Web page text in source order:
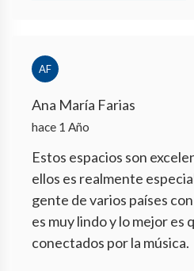
AF
Ana María Farias
hace 1 Año
Estos espacios son
ellos es realmente
gente de varios países
es muy lindo y lo mejor es
conectados por la música.